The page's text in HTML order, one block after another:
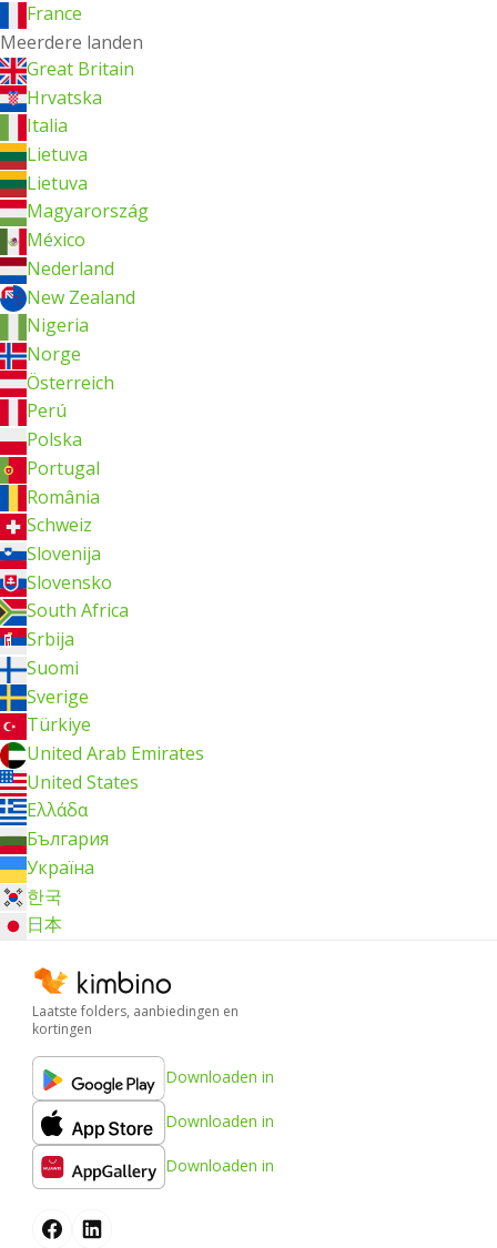
France
Meerdere landen
Great Britain
Hrvatska
Italia
Lietuva
Lietuva
Magyarország
México
Nederland
New Zealand
Nigeria
Norge
Österreich
Perú
Polska
Portugal
România
Schweiz
Slovenija
Slovensko
South Africa
Srbija
Suomi
Sverige
Türkiye
United Arab Emirates
United States
Ελλάδα
България
Україна
한국
日本
Laatste folders, aanbiedingen en
kortingen
Downloaden in
Downloaden in
Downloaden in